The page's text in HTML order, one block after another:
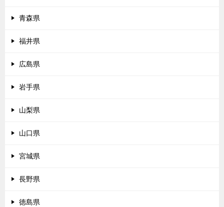
青森県
福井県
広島県
岩手県
山梨県
山口県
宮城県
長野県
徳島県